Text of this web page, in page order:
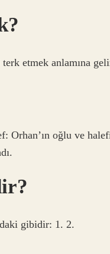
etmek anlamına
Orhan’ın oğlu ve
gibidir: 1. 2.